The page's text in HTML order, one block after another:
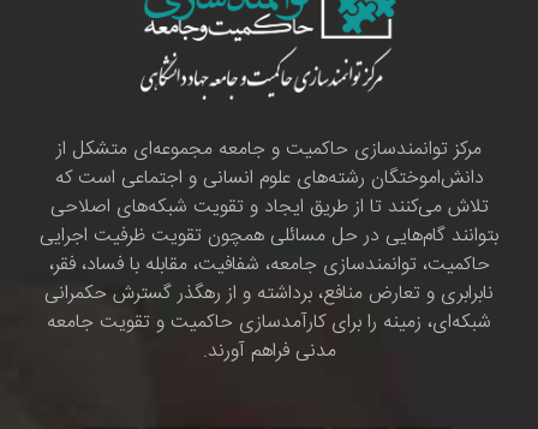
مرکز توانمندسازی حاکمیت و جامعه مجموعه‌ای متشکل از
دانش‌اموختگان رشته‌های علوم انسانی و اجتماعی است که
تلاش می‌کنند تا از طریق ایجاد و تقویت شبکه‌های اصلاحی
بتوانند گام‌هایی در حل مسائلی همچون تقویت ظرفیت اجرایی
حاکمیت، توانمندسازی جامعه، شفافیت، مقابله با فساد، فقر،
نابرابری و تعارض منافع، برداشته و از رهگذر گسترش حکمرانی
شبکه‌ای، زمینه را برای کارآمدسازی حاکمیت و تقویت جامعه
مدنی فراهم آورند.